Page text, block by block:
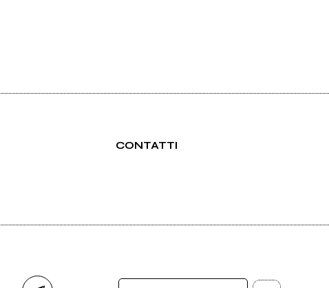
CONTATTI